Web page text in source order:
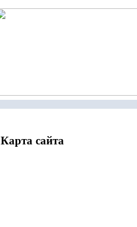
Карта сайта